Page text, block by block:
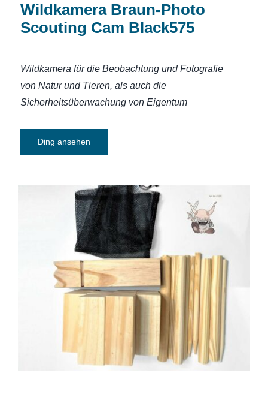
Wildkamera Braun-Photo
Scouting Cam Black575
Wildkamera für die Beobachtung und Fotografie
von Natur und Tieren, als auch die
Sicherheitsüberwachung von Eigentum
Ding ansehen
Wikinger Schach (Kubb)